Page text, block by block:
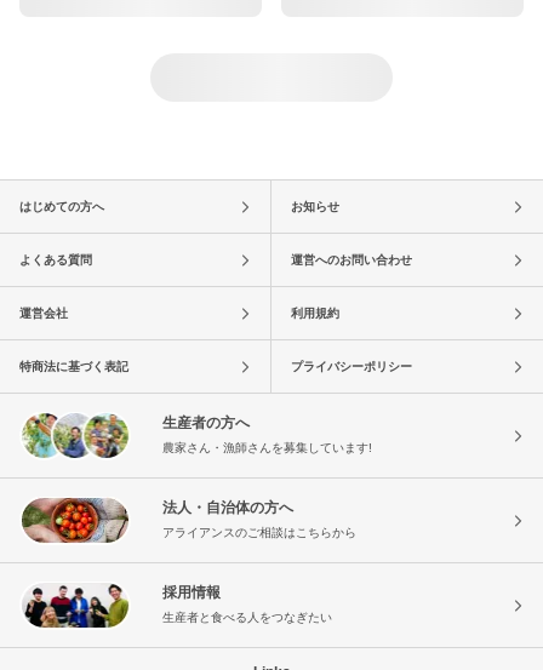
はじめての方へ お知らせ
よくある質問 運営へのお問い合わせ
運営会社 利用規約
特商法に基づく表記 プライバシーポリシー
生産者の方へ
農家さん・漁師さんを募集しています!
法人・自治体の方へ
アライアンスのご相談はこちらから
採用情報
生産者と食べる人をつなぎたい